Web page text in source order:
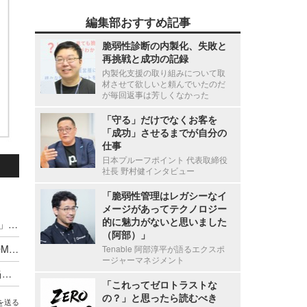
Cloudbase、「ソフトウェアコンポーネント機能」をリリース、SBOM 情報を直感的かつ俯瞰的に把握可能に
経済産業省と内閣官房国家サイバー統括室、SBOM 共有ビジョンに関する国際ガイダンスに共同署名
ウェビナー「"脱 CVSS 依存！" セキュリティ担当者なら知っておくべき SBOM と脆弱性管理の本質」7 / 29開催
送る
編集部おすすめ記事
脆弱性診断の内製化、失敗と
再挑戦と成功の記録
内製化支援の取り組みについて取
材させて欲しいと頼んでいたのだ
が毎回返事は芳しくなかった
「守る」だけでなくお客を
「成功」させるまでが自分の
仕事
日本プルーフポイント 代表取締役
社長 野村健インタビュー
「脆弱性管理はレガシーなイ
メージがあってテクノロジー
的に魅力がないと思いました
（阿部）」
Tenable 阿部淳平が語るエクスポ
ージャーマネジメント
「これってゼロトラストな
の？」と思ったら読むべき